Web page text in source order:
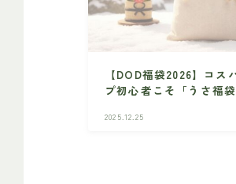
【DOD福袋2026】コス
プ初心者こそ「うさ福
2025.12.25